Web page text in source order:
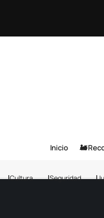
Inicio 🚂
Cultura Seguridad